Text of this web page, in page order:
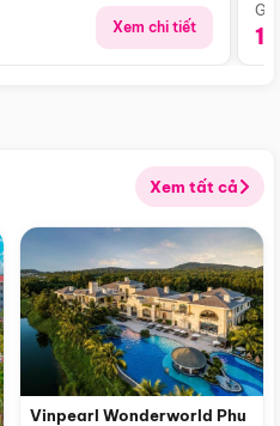
Xem chi tiết
Xem tất cả
Vinpearl Wonderworld Phu